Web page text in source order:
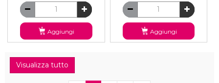
Aggiungi Aggiungi
Visualizza tutto